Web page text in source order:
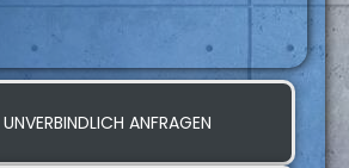
ANFRAGEN